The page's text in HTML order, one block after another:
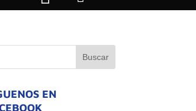
EN